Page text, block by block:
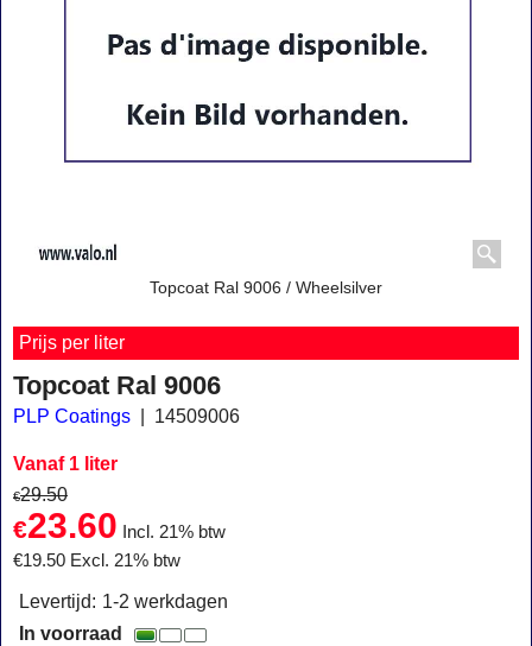
Topcoat Ral 9006 / Wheelsilver
Prijs per liter
Topcoat Ral 9006
PLP Coatings 14509006
Vanaf 1 liter
€29.50
€23.60
Incl. 21% btw
€19.50 Excl. 21% btw
Levertijd: 1-2 werkdagen
In voorraad